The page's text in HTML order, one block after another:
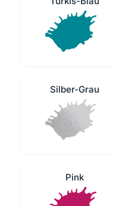
Silber-Grau
Pink